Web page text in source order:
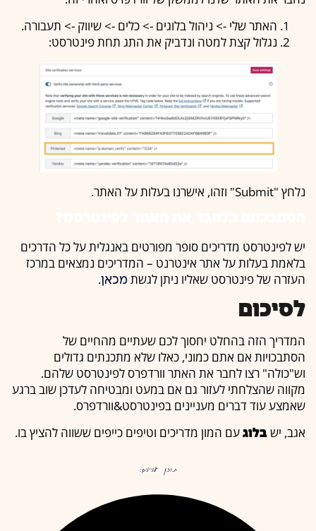
האתר שלי -> ניהול בלוגים -> כלים -> שיווק -> תעבורה.
נגלול קצת למטה ונדביק את התג תחת פינטרסט:
נלחץ "Submit" וזהו, אישרנו בעלות על האתר.
יש לפינטרסט מדריכים סופר מפורטים באנגלית על כל הדרכים
בלאמת בעלות על אתר אינטרנט – המדריכים נמצאים במרכז
העזרה של פינטרסט שאליו ניתן לגשת מכאן.
לסיכום
המדריך הזה בהחלט יחסוך לכם שעתיים מהחיים של
הסתבכויות אם אתם כמוני, כאלו שלא מתכנתים גדולים
וש"כולה" רצו לחבר את האתר וורדפרס לפינטרסט שלהם.
מקווה שהצלחתי לעזור גם אם במעט ומבטיחה לעדכן שוב ברגע
שאמצע עוד דברים מעניינים בפינטרסט&וורדפרס.
אגב, יש בלוג עם המון מדריכים וטיפים כייפים ששווה להציץ בו.
תוכן עניינים: